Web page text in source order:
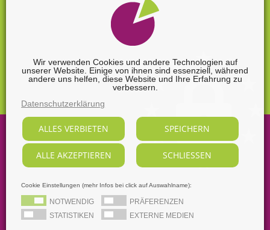
Wir verwenden Cookies und andere Technologien auf
unserer Website. Einige von ihnen sind essenziell, während
andere uns helfen, diese Website und Ihre Erfahrung zu
verbessern.
Datenschutzerklärung
ALLES VERBIETEN SPEICHERN
ALLE AKZEPTIEREN SCHLIESSEN
Cookie Einstellungen (mehr Infos bei click auf Auswahlname):
NOTWENDIG
PRÄFERENZEN
STATISTIKEN
EXTERNE MEDIEN
Widerrufsformular
2026Sabine Nendel Mediengestalterin.
Alle Rechte vorbehalten, soweit nicht ausdrücklich anders
gekennzeichnet.
AGB Datenschutz
Dezidierter Bildnachweis
Impressum